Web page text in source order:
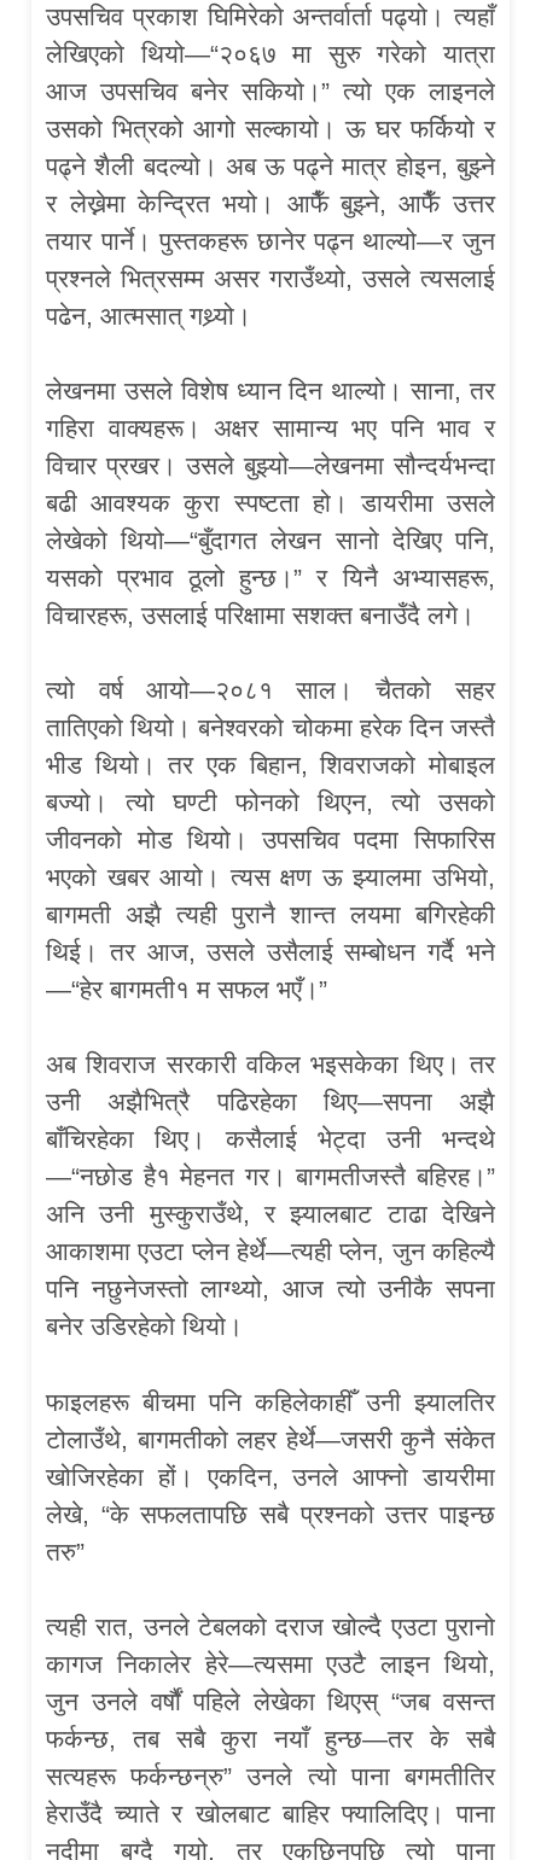
उपसचिव प्रकाश घिमिरेको अन्तर्वार्ता पढ्यो। त्यहाँ
लेखिएको थियो—“२०६७ मा सुरु गरेको यात्रा
आज उपसचिव बनेर सकियो।” त्यो एक लाइनले
उसको भित्रको आगो सल्कायो। ऊ घर फर्कियो र
पढ्ने शैली बदल्यो। अब ऊ पढ्ने मात्र होइन, बुझ्ने
र लेख्नेमा केन्द्रित भयो। आफैँ बुझ्ने, आफैँ उत्तर
तयार पार्ने। पुस्तकहरू छानेर पढ्न थाल्यो—र जुन
प्रश्नले भित्रसम्म असर गराउँथ्यो, उसले त्यसलाई
पढेन, आत्मसात् गथ्र्यो।
लेखनमा उसले विशेष ध्यान दिन थाल्यो। साना, तर
गहिरा वाक्यहरू। अक्षर सामान्य भए पनि भाव र
विचार प्रखर। उसले बुझ्यो—लेखनमा सौन्दर्यभन्दा
बढी आवश्यक कुरा स्पष्टता हो। डायरीमा उसले
लेखेको थियो—“बुँदागत लेखन सानो देखिए पनि,
यसको प्रभाव ठूलो हुन्छ।” र यिनै अभ्यासहरू,
विचारहरू, उसलाई परिक्षामा सशक्त बनाउँदै लगे।
त्यो वर्ष आयो—२०८१ साल। चैतको सहर
तातिएको थियो। बनेश्वरको चोकमा हरेक दिन जस्तै
भीड थियो। तर एक बिहान, शिवराजको मोबाइल
बज्यो। त्यो घण्टी फोनको थिएन, त्यो उसको
जीवनको मोड थियो। उपसचिव पदमा सिफारिस
भएको खबर आयो। त्यस क्षण ऊ झ्यालमा उभियो,
बागमती अझै त्यही पुरानै शान्त लयमा बगिरहेकी
थिई। तर आज, उसले उसैलाई सम्बोधन गर्दै भने
—“हेर बागमती१ म सफल भएँ।”
अब शिवराज सरकारी वकिल भइसकेका थिए। तर
उनी अझैभित्रै पढिरहेका थिए—सपना अझै
बाँचिरहेका थिए। कसैलाई भेट्दा उनी भन्दथे
—“नछोड है१ मेहनत गर। बागमतीजस्तै बहिरह।”
अनि उनी मुस्कुराउँथे, र झ्यालबाट टाढा देखिने
आकाशमा एउटा प्लेन हेर्थे—त्यही प्लेन, जुन कहिल्यै
पनि नछुनेजस्तो लाग्थ्यो, आज त्यो उनीकै सपना
बनेर उडिरहेको थियो।
फाइलहरू बीचमा पनि कहिलेकाहीँ उनी झ्यालतिर
टोलाउँथे, बागमतीको लहर हेर्थे—जसरी कुनै संकेत
खोजिरहेका हों। एकदिन, उनले आफ्नो डायरीमा
लेखे, “के सफलतापछि सबै प्रश्नको उत्तर पाइन्छ
तरु”
त्यही रात, उनले टेबलको दराज खोल्दै एउटा पुरानो
कागज निकालेर हेरे—त्यसमा एउटै लाइन थियो,
जुन उनले वर्षौं पहिले लेखेका थिएस् “जब वसन्त
फर्कन्छ, तब सबै कुरा नयाँ हुन्छ—तर के सबै
सत्यहरू फर्कन्छन्रु” उनले त्यो पाना बगमतीतिर
हेराउँदै च्याते र खोलबाट बाहिर फ्यालिदिए। पाना
नदीमा बग्दै गयो, तर एकछिनपछि त्यो पाना